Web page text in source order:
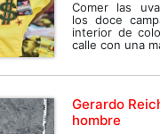
Comer las
los doce
interior de
calle con una
Gerardo
hombre